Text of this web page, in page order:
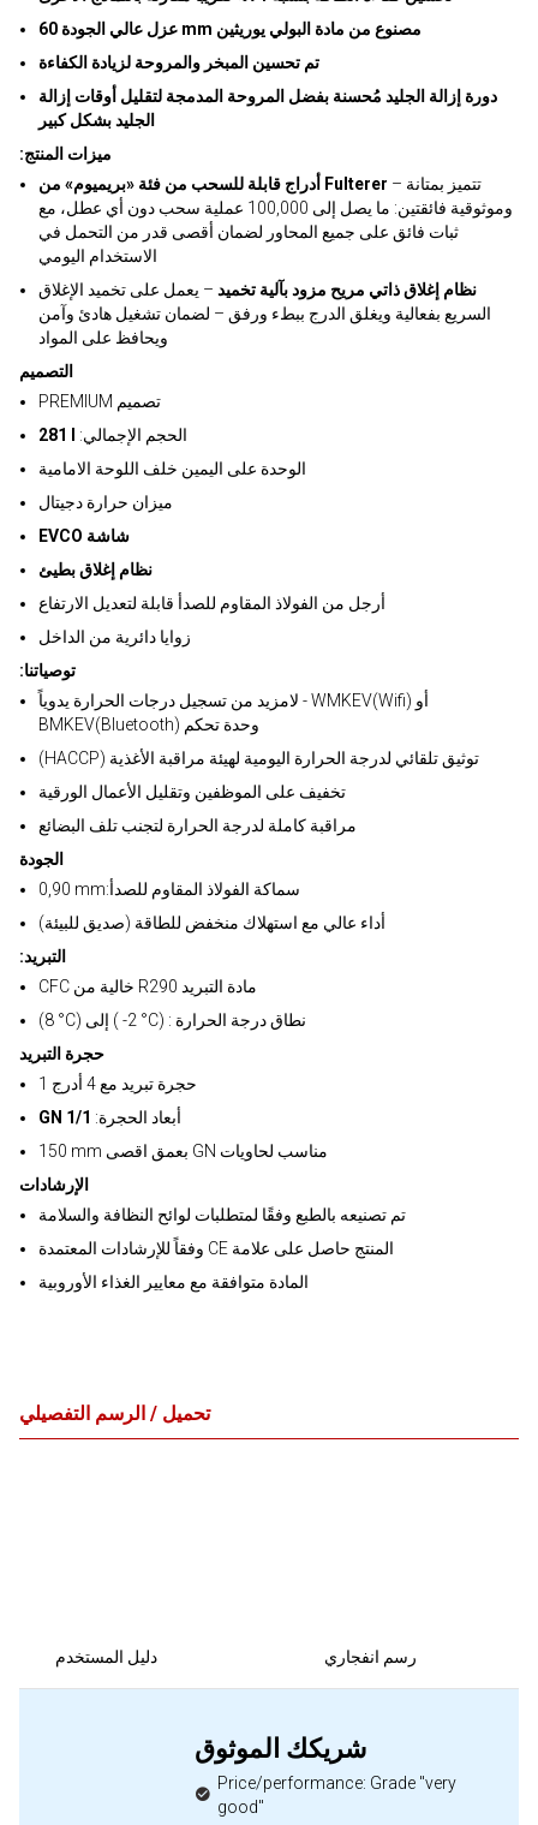
عزل عالي الجودة 60 mm مصنوع من مادة البولي يوريثين
تم تحسين المبخر والمروحة لزيادة الكفاءة
دورة إزالة الجليد مُحسنة بفضل المروحة المدمجة لتقليل أوقات إزالة
الجليد بشكل كبير
:ميزات المنتج
أدراج قابلة للسحب من فئة «بريميوم» من Fulterer – تتميز بمتانة
وموثوقية فائقتين: ما يصل إلى 100,000 عملية سحب دون أي عطل، مع
ثبات فائق على جميع المحاور لضمان أقصى قدر من التحمل في
الاستخدام اليومي
نظام إغلاق ذاتي مريح مزود بآلية تخميد – يعمل على تخميد الإغلاق
السريع بفعالية ويغلق الدرج ببطء ورفق – لضمان تشغيل هادئ وآمن
ويحافظ على المواد
التصميم
PREMIUM تصميم
281 l
:الحجم الإجمالي
الوحدة على اليمين خلف اللوحة الامامية
ميزان حرارة دجيتال
EVCO شاشة
نظام إغلاق بطيئ
أرجل من الفولاذ المقاوم للصدأ قابلة لتعديل الارتفاع
زوايا دائرية من الداخل
:توصياتنا
لامزيد من تسجيل درجات الحرارة يدوياً - WMKEV(Wifi) أو
BMKEV(Bluetooth) وحدة تحكم
(HACCP) توثيق تلقائي لدرجة الحرارة اليومية لهيئة مراقبة الأغذية
تخفيف على الموظفين وتقليل الأعمال الورقية
مراقبة كاملة لدرجة الحرارة لتجنب تلف البضائع
الجودة
0,90 mm:سماكة الفولاذ المقاوم للصدأ
أداء عالي مع استهلاك منخفض للطاقة (صديق للبيئة)
:التبريد
CFC خالية من R290 مادة التبريد
(8 °C) إلى ( -2 °C) : نطاق درجة الحرارة
حجرة التبريد
1 حجرة تبريد مع 4 أدرج
GN 1/1 :أبعاد الحجرة
150 mm بعمق اقصى GN مناسب لحاويات
الإرشادات
تم تصنيعه بالطبع وفقًا لمتطلبات لوائح النظافة والسلامة
وفقاً للإرشادات المعتمدة CE المنتج حاصل على علامة
المادة متوافقة مع معايير الغذاء الأوروبية
تحميل / الرسم التفصيلي
دليل المستخدم رسم انفجاري
شريكك الموثوق
Price/performance: Grade "very
good"